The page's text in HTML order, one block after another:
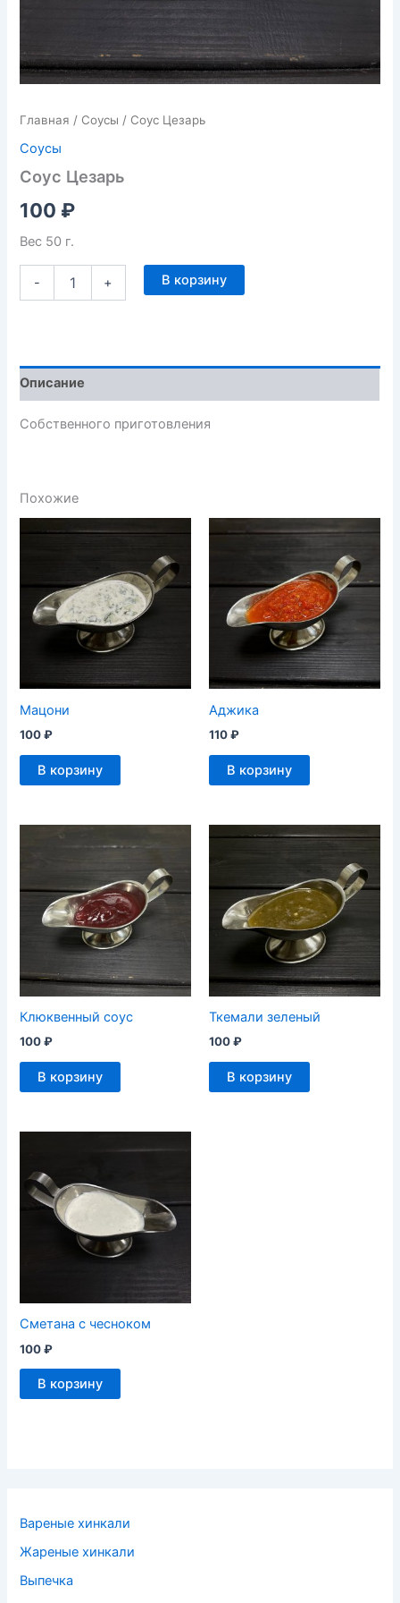
Вареные хинкали
Жареные хинкали
Выпечка
Главная / Соусы / Соус Цезарь
Соусы
Соус Цезарь
100 ₽
Вес 50 г.
- + В корзину
Описание
Собственного приготовления
Похожие
Мацони
100₽
В корзину
Аджика
110₽
В корзину
Клюквенный соус
100₽
В корзину
Ткемали зеленый
100₽
В корзину
Сметана с чесноком
100₽
В корзину